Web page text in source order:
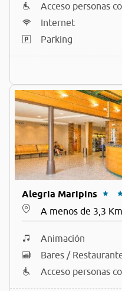
Acceso personas
Internet
Parking
Alegria Maripins
A menos de 3,3 Km
Animación
Bares /
Acceso personas